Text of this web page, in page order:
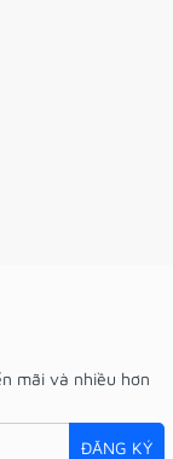
mãi và nhiều hơn
ĐĂNG KÝ